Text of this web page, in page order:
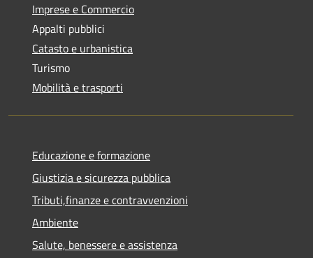
Imprese e Commercio
Appalti pubblici
Catasto e urbanistica
Turismo
Mobilità e trasporti
Educazione e formazione
Giustizia e sicurezza pubblica
Tributi,finanze e contravvenzioni
Ambiente
Salute, benessere e assistenza